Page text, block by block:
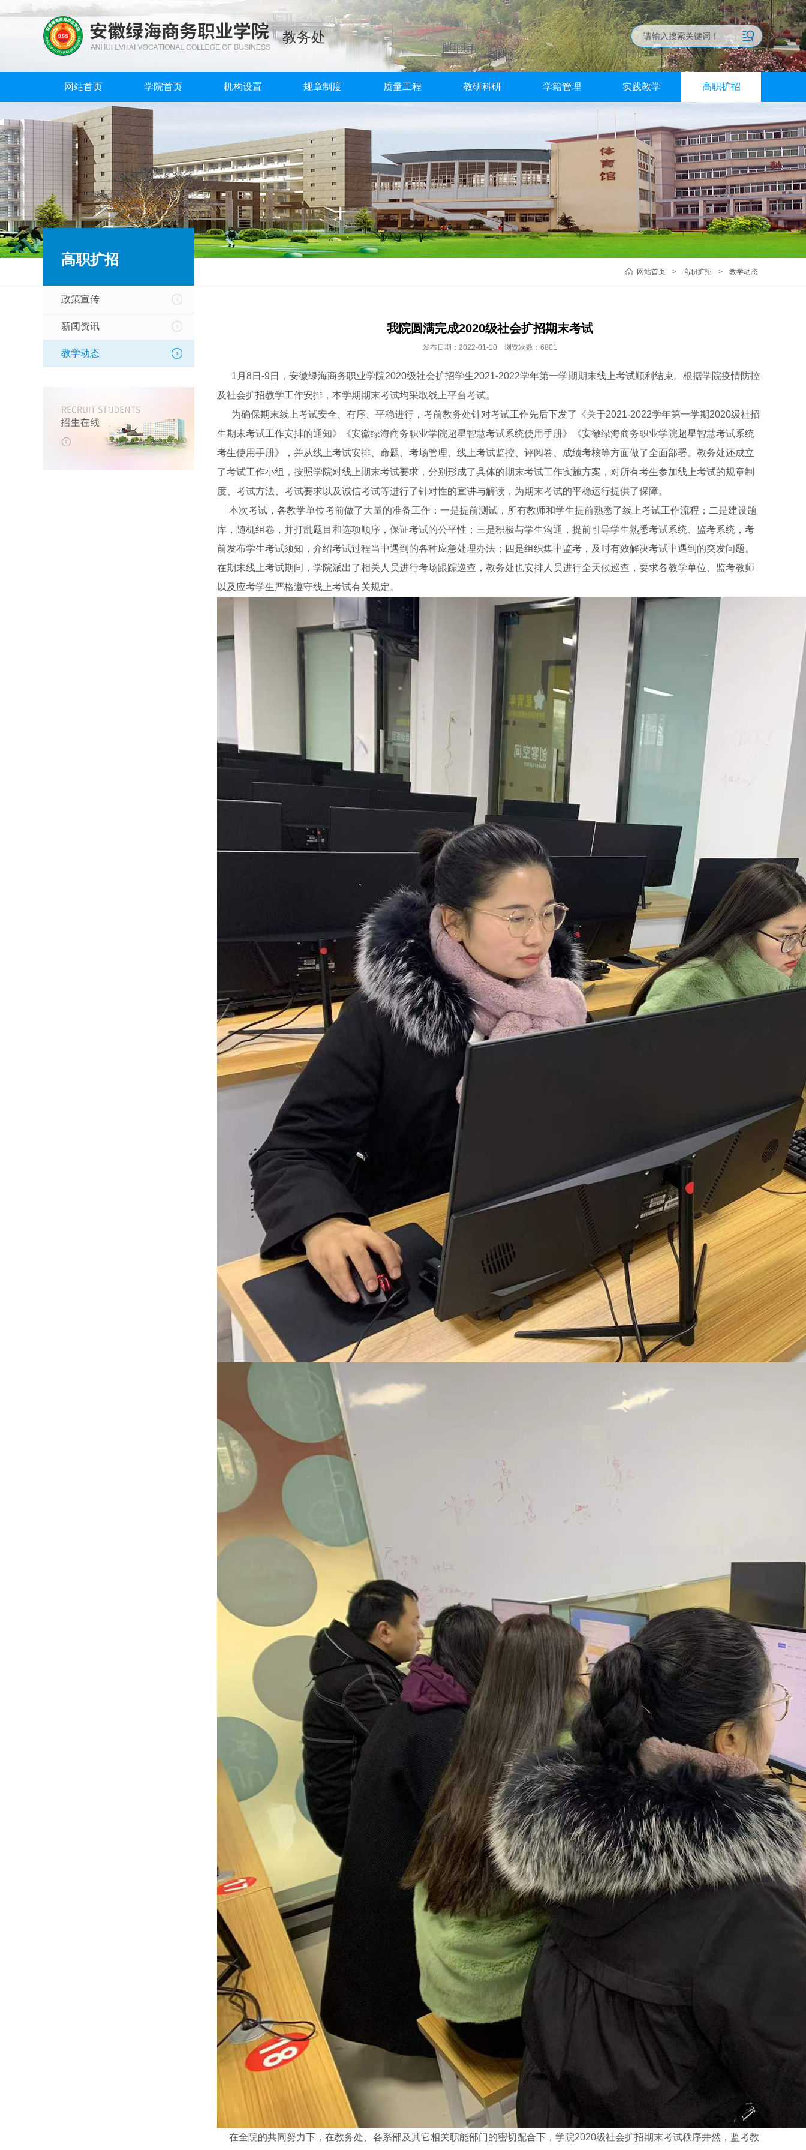
教务处
网站首页 学院首页 机构设置 规章制度 质量工程 教研科研 学籍管理 实践教学 高职扩招
网站首页 > 高职扩招 > 教学动态
高职扩招
政策宣传
新闻资讯
教学动态
我院圆满完成2020级社会扩招期末考试
发布日期：2022-01-10 浏览次数：6801
1月8日-9日，安徽绿海商务职业学院2020级社会扩招学生2021-2022学年第一学期期末线上考试顺利结束。根据学院疫情防控
及社会扩招教学工作安排，本学期期末考试均采取线上平台考试。
为确保期末线上考试安全、有序、平稳进行，考前教务处针对考试工作先后下发了《关于2021-2022学年第一学期2020级社招
生期末考试工作安排的通知》《安徽绿海商务职业学院超星智慧考试系统使用手册》《安徽绿海商务职业学院超星智慧考试系统
考生使用手册》，并从线上考试安排、命题、考场管理、线上考试监控、评阅卷、成绩考核等方面做了全面部署。教务处还成立
了考试工作小组，按照学院对线上期末考试要求，分别形成了具体的期末考试工作实施方案，对所有考生参加线上考试的规章制
度、考试方法、考试要求以及诚信考试等进行了针对性的宣讲与解读，为期末考试的平稳运行提供了保障。
本次考试，各教学单位考前做了大量的准备工作：一是提前测试，所有教师和学生提前熟悉了线上考试工作流程；二是建设题
库，随机组卷，并打乱题目和选项顺序，保证考试的公平性；三是积极与学生沟通，提前引导学生熟悉考试系统、监考系统，考
前发布学生考试须知，介绍考试过程当中遇到的各种应急处理办法；四是组织集中监考，及时有效解决考试中遇到的突发问题。
在期末线上考试期间，学院派出了相关人员进行考场跟踪巡查，教务处也安排人员进行全天候巡查，要求各教学单位、监考教师
以及应考学生严格遵守线上考试有关规定。
在全院的共同努力下，在教务处、各系部及其它相关职能部门的密切配合下，学院2020级社会扩招期末考试秩序井然，监考教